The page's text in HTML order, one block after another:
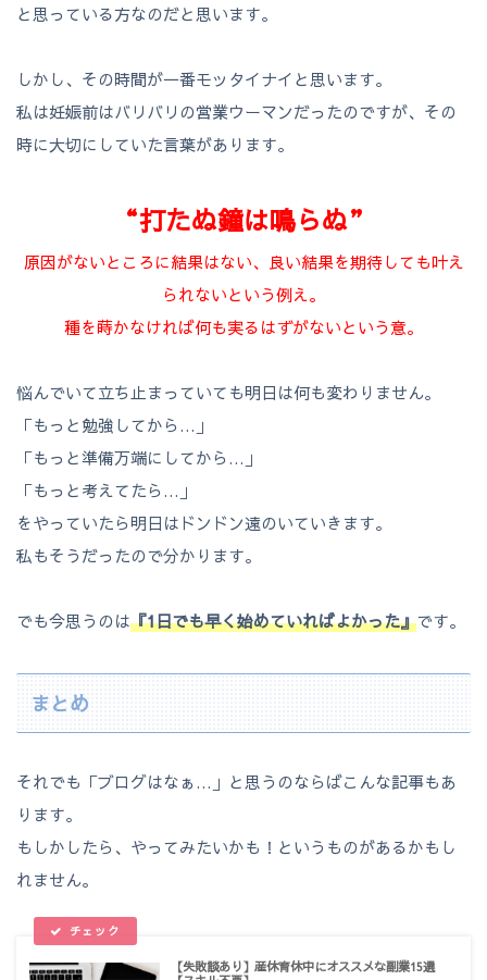
と思っている方なのだと思います。
しかし、その時間が一番モッタイナイと思います。
私は妊娠前はバリバリの営業ウーマンだったのですが、その
時に大切にしていた言葉があります。
“打たぬ鐘は鳴らぬ”
原因がないところに結果はない、良い結果を期待しても叶え
られないという例え。
種を蒔かなければ何も実るはずがないという意。
悩んでいて立ち止まっていても明日は何も変わりません。
「もっと勉強してから…」
「もっと準備万端にしてから…」
「もっと考えてたら…」
をやっていたら明日はドンドン遠のいていきます。
私もそうだったので分かります。
でも今思うのは『1日でも早く始めていればよかった』です。
まとめ
それでも「ブログはなぁ…」と思うのならばこんな記事もあ
ります。
もしかしたら、やってみたいかも！というものがあるかもし
れません。
【失敗談あり】産休育休中にオススメな副業15選